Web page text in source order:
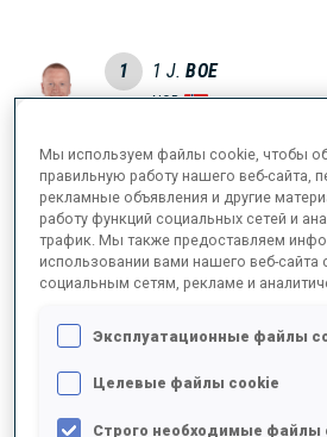
1 1 J. BOE
NOR
2 5 M. PONSILUOMA
SWE
3 7 T. BOE
Мы используем файлы cookie, чтобы
правильную работу нашего веб-сайта,
рекламные объявления и другие
работу функций социальных сетей и
трафик. Мы также предоставляем
использовании вами нашего веб-сайта
социальным сетям, рекламе и
Эксплуатационные файлы
Целевые файлы cookie
Строго необходимые файлы